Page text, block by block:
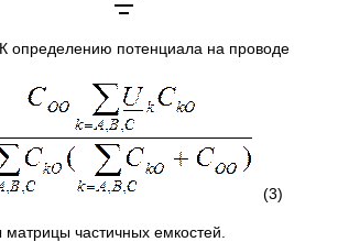
определению потенциала на проводе
(3)
частичных емкостей.